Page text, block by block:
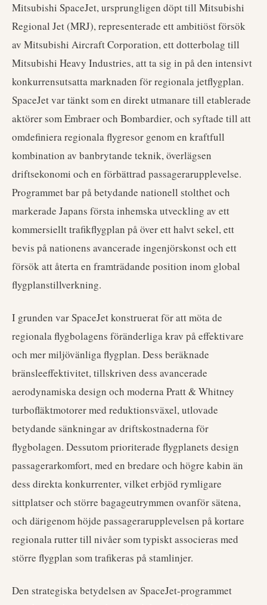
Mitsubishi SpaceJet, ursprungligen döpt till Mitsubishi
Regional Jet (MRJ), representerade ett ambitiöst försök
av Mitsubishi Aircraft Corporation, ett dotterbolag till
Mitsubishi Heavy Industries, att ta sig in på den intensivt
konkurrensutsatta marknaden för regionala jetflygplan.
SpaceJet var tänkt som en direkt utmanare till etablerade
aktörer som Embraer och Bombardier, och syftade till att
omdefiniera regionala flygresor genom en kraftfull
kombination av banbrytande teknik, överlägsen
driftsekonomi och en förbättrad passagerarupplevelse.
Programmet bar på betydande nationell stolthet och
markerade Japans första inhemska utveckling av ett
kommersiellt trafikflygplan på över ett halvt sekel, ett
bevis på nationens avancerade ingenjörskonst och ett
försök att återta en framträdande position inom global
flygplanstillverkning.
I grunden var SpaceJet konstruerat för att möta de
regionala flygbolagens föränderliga krav på effektivare
och mer miljövänliga flygplan. Dess beräknade
bränsleeffektivitet, tillskriven dess avancerade
aerodynamiska design och moderna Pratt & Whitney
turbofläktmotorer med reduktionsväxel, utlovade
betydande sänkningar av driftskostnaderna för
flygbolagen. Dessutom prioriterade flygplanets design
passagerarkomfort, med en bredare och högre kabin än
dess direkta konkurrenter, vilket erbjöd rymligare
sittplatser och större bagageutrymmen ovanför sätena,
och därigenom höjde passagerarupplevelsen på kortare
regionala rutter till nivåer som typiskt associeras med
större flygplan som trafikeras på stamlinjer.
Den strategiska betydelsen av SpaceJet-programmet